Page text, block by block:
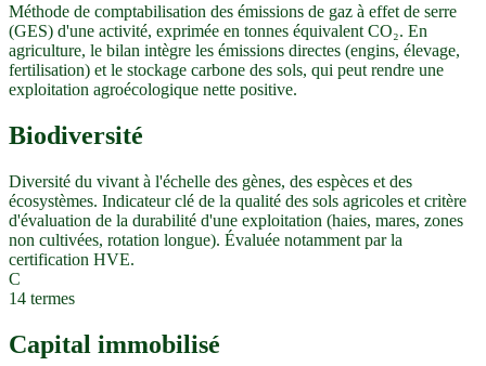
Méthode de comptabilisation des émissions de gaz à effet de serre
(GES) d'une activité, exprimée en tonnes équivalent CO₂. En
agriculture, le bilan intègre les émissions directes (engins, élevage,
fertilisation) et le stockage carbone des sols, qui peut rendre une
exploitation agroécologique nette positive.
Biodiversité
Diversité du vivant à l'échelle des gènes, des espèces et des
écosystèmes. Indicateur clé de la qualité des sols agricoles et critère
d'évaluation de la durabilité d'une exploitation (haies, mares, zones
non cultivées, rotation longue). Évaluée notamment par la
certification HVE.
C
14 termes
Capital immobilisé